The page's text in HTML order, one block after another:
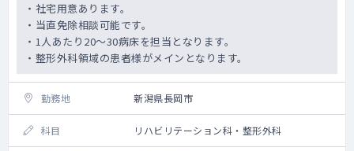
・社宅用意あります。
・当直免除相談可能です。
・1人あたり20～30病床を担当となります。
・整形外科領域の患者様がメインとなります。
勤務地 新潟県長岡市
科目 リハビリテーション科・整形外科